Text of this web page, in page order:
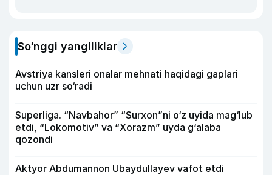
So‘nggi yangiliklar
Avstriya kansleri onalar mehnati haqidagi gaplari
uchun uzr so‘radi
Superliga. “Navbahor” “Surxon”ni o‘z uyida mag‘lub
etdi, “Lokomotiv” va “Xorazm” uyda g‘alaba
qozondi
Aktyor Abdu­mannon Ubaydullayev vafot etdi